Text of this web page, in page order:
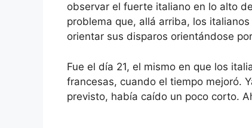
observar el fuerte italiano en lo alto
problema que, allá arriba, los
orientar sus disparos orientándose
Fue el día 21, el mismo en que los
francesas, cuando el tiempo mejoró.
previsto, había caído un poco corto.